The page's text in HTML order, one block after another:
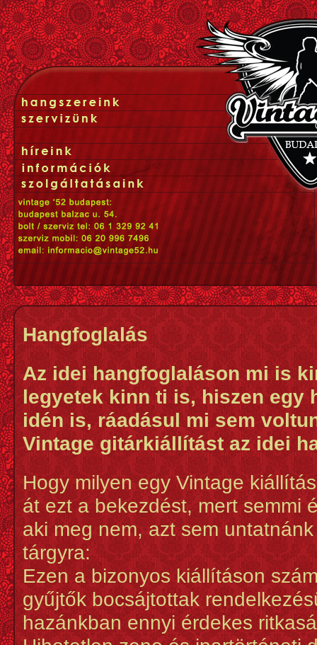
Hangfoglalás
Az idei hangfoglaláson mi is
legyetek kinn ti is, hiszen egy
idén is, ráadásul mi sem
Vintage gitárkiállítást az idei
Hogy milyen egy Vintage
át ezt a bekezdést, mert semmi
aki meg nem, azt sem
tárgyra:
Ezen a bizonyos kiállításon
gyűjtők bocsájtottak
hazánkban ennyi érdekes